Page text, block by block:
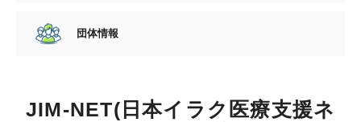
団体情報
JIM-NET(日本イラク医療支援ネ